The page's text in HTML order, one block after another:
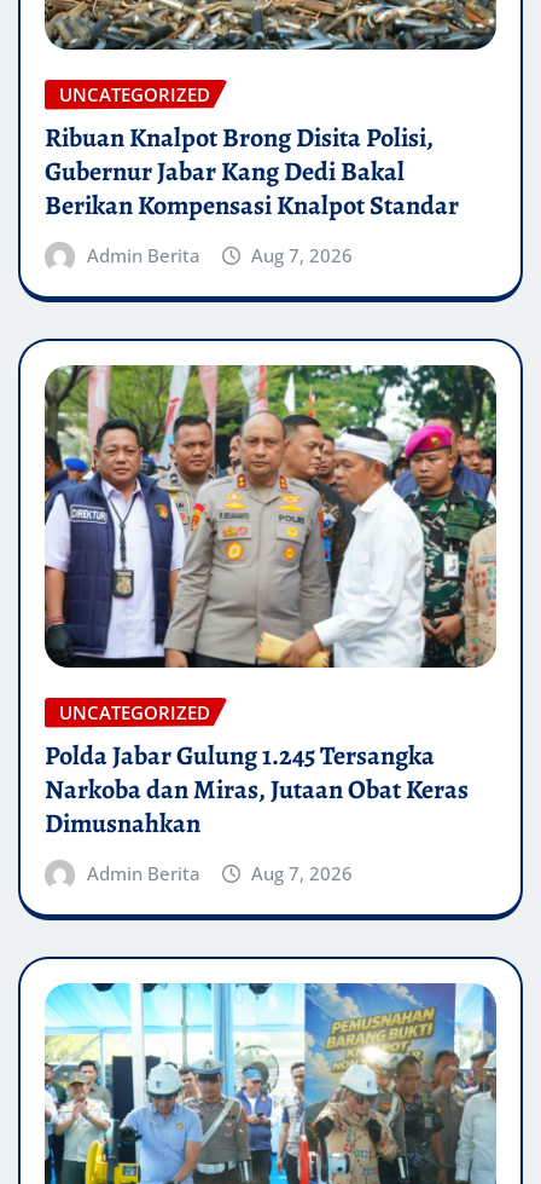
UNCATEGORIZED
Ribuan Knalpot Brong Disita Polisi,
Gubernur Jabar Kang Dedi Bakal
Berikan Kompensasi Knalpot Standar
Admin Berita Aug 7, 2026
UNCATEGORIZED
Polda Jabar Gulung 1.245 Tersangka
Narkoba dan Miras, Jutaan Obat Keras
Dimusnahkan
Admin Berita Aug 7, 2026